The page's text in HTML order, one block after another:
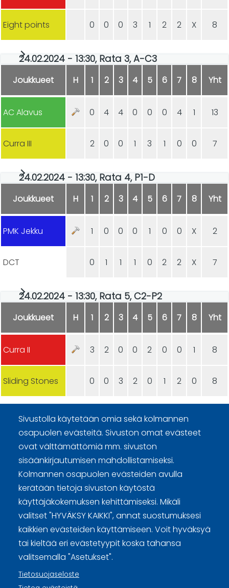
Eight points 0 0 0 3 1 2 2 X 8
24.02.2024 - 13:30, Rata 3, A-C3
Joukkueet H 1 2 3 4 5 6 7 8 Yht
AC Alavus 0 4 4 0 0 0 4 1 13
Curra III 2 0 0 1 3 1 0 0 7
24.02.2024 - 13:30, Rata 4, P1-D
Joukkueet H 1 2 3 4 5 6 7 8 Yht
PMK Jekku 1 0 0 0 1 0 0 X 2
DCT 0 1 1 1 0 2 2 X 7
24.02.2024 - 13:30, Rata 5, C2-P2
Joukkueet H 1 2 3 4 5 6 7 8 Yht
Curra II 3 2 0 0 2 0 0 1 8
Sliding Stones 0 0 3 2 0 1 2 0 8
Sivustolla käytetään omia sekä kolmannen
osapuolen evästeitä. Sivuston omat evästeet
ovat välttämättömiä mm. sivuston
sisäänkirjautumisen mahdollistamiseksi.
Kolmannen osapuolen evästeiden avulla
kerätään tietoja sivuston käytöstä
käyttäjäkokemuksen kehittämiseksi. Mikäli
valitset "HYVÄKSY KAIKKI", annat suostumuksesi
kaikkien evästeiden käyttämiseen. Voit hyväksyä
tai kieltää eri evästetyypit koska tahansa
valitsemalla "Asetukset".
Tietosuojaseloste
Curling Finland
Curling.fi
Curling Finland
Sivuston käyttöehdot ja sisällön käyttöoikeudet